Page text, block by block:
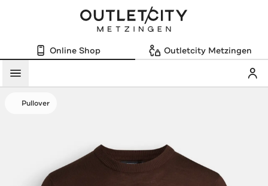
Online Shop Outletcity Metzingen
Menü
Pullover